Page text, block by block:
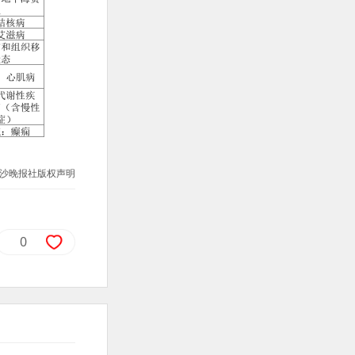
晚报社版权声明
0